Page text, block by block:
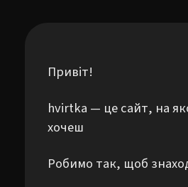
Привіт!
hvirtka — це сайт, на
хочеш
Робимо так, щоб